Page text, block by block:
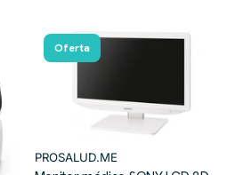
Oferta
PROSALUD.ME